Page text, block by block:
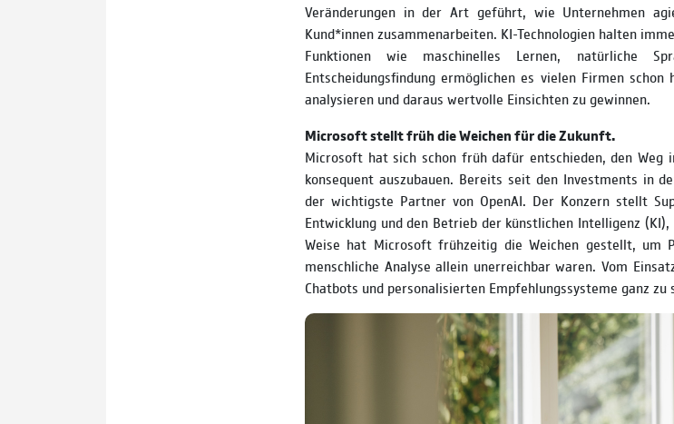
Veränderungen in der Art geführt, wie Unternehmen
Kund*innen zusammenarbeiten. KI-Technologien halten
Funktionen wie maschinelles Lernen, natürliche
Entscheidungsfindung ermöglichen es vielen Firmen
analysieren und daraus wertvolle Einsichten zu gewinnen.
Microsoft stellt früh die Weichen für die Zukunft.
Microsoft hat sich schon früh dafür entschieden, den Weg
konsequent auszubauen. Bereits seit den Investments in
der wichtigste Partner von OpenAI. Der Konzern stellt
Entwicklung und den Betrieb der künstlichen Intelligenz
Weise hat Microsoft frühzeitig die Weichen gestellt, um
menschliche Analyse allein unerreichbar waren. Vom
Chatbots und personalisierten Empfehlungssysteme ganz zu